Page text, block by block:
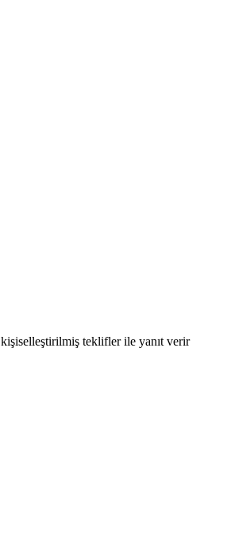
teklifler ile yanıt verir